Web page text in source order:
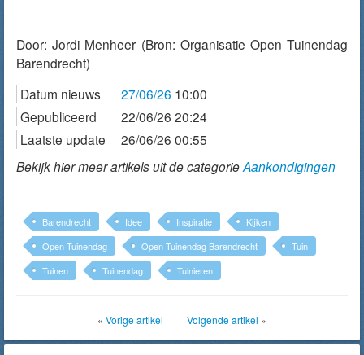
Door:Jordi Menheer (Bron: Organisatie Open Tuinendag
Barendrecht)
Datum nieuws
27/06/26 10:00
Gepubliceerd
22/06/26 20:24
Laatste update
26/06/26 00:55
Bekijk hier meer artikels uit de categorieAankondigingen
Barendrecht Idee Inspiratie
Kijken
Open Tuinendag
Open Tuinendag Barendrecht
Tuin
Tuinen
Tuinendag Tuinieren
« Vorige artikel | Volgende artikel »